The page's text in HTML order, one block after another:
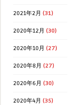
2021年2月 (31)
2020年12月 (30)
2020年10月 (27)
2020年8月 (27)
2020年6月 (30)
2020年4月 (35)